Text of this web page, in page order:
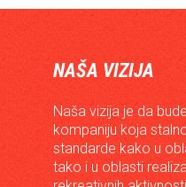
NAŠA VIZIJA
Naša vizija je da
kompaniju koja
standarde kako u
tako i u oblasti